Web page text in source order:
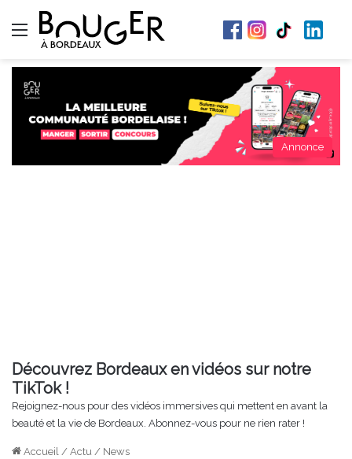
Menu
Annonce
Découvrez Bordeaux en vidéos sur notre
TikTok !
Rejoignez-nous pour des vidéos immersives qui mettent en avant la
beauté et la vie de Bordeaux. Abonnez-vous pour ne rien rater !
Accueil / Actu / News